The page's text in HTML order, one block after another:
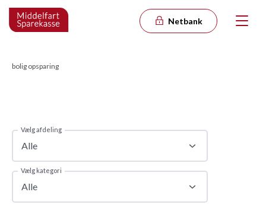
Netbank
bolig opsparing
Vælg afdeling
Alle
Vælg kategori
Alle